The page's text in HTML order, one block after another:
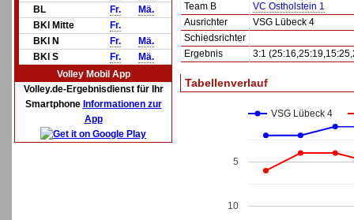
BL
Fr.
Mä.
BKl Mitte
Fr.
BKl N
Fr.
Mä.
BKl S
Fr.
Mä.
Volley Mobil App
Volley.de-Ergebnisdienst für Ihr
Smartphone Informationen zur
App
Team B
VC Ostholstein 1
Ausrichter
VSG Lübeck 4
Schiedsrichter
Ergebnis
3:1
Tabellenverlauf
VSG Lübeck 4
5
10